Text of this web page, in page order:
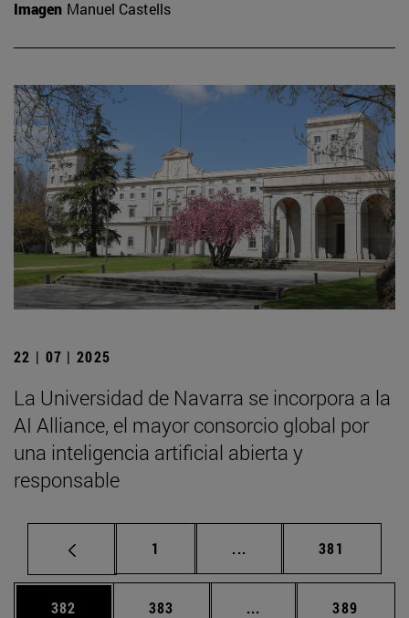
Imagen Manuel Castells
22 | 07 | 2025
La Universidad de Navarra se incorpora a la
AI Alliance, el mayor consorcio global por
una inteligencia artificial abierta y
responsable
Página
1 ... Páginas intermedias
Página
381
Página
382 Página
383 ... Páginas intermedias
Página
389